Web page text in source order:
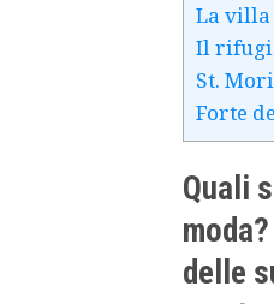
La villa
Il
St.
Forte
Quali
delle